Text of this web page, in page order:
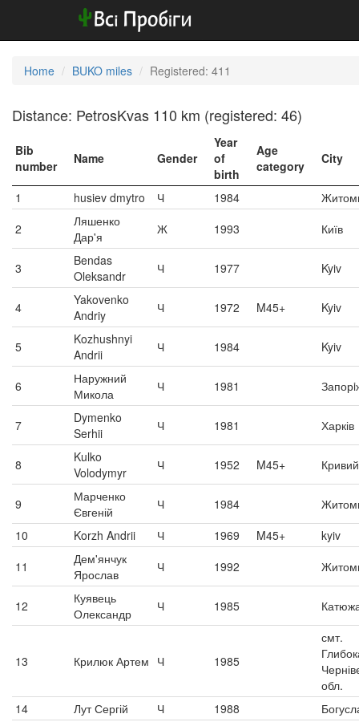
Home BUKO miles Registered: 411
Distance: PetrosKvas 110 km (registered: 46)
Bib
number
Name Gender
Year
of
birth
Age
category
City
1 husiev dmytro Ч 1984
2
Ляшенко
Дар'я
Ж 1993 Київ
3
Bendas
Oleksandr
Ч 1977 Kyiv
4
Yakovenko
Andriy
Ч 1972 M45+ Kyiv
5
Kozhushnyi
Andrii
Ч 1984 Kyiv
6
Наружний
Микола
Ч 1981
7
Dymenko
Serhii
Ч 1981 Харків
8
Kulko
Volodymyr
Ч 1952 M45+ Кривий
9
Марченко
Євгеній
Ч 1984
10
Korzh Andrii Ч 1969 M45+
kyiv
11
Дем'янчук
Ярослав
Ч 1992
12
Куявець
Олександр
Ч 1985
13 Крилюк Артем Ч 1985
смт.
обл.
14
Лут Сергій Ч 1988